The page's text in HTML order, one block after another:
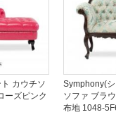
カウチソ
ーズピンク
Symphony(
ソファ ブラ
布地 1048-